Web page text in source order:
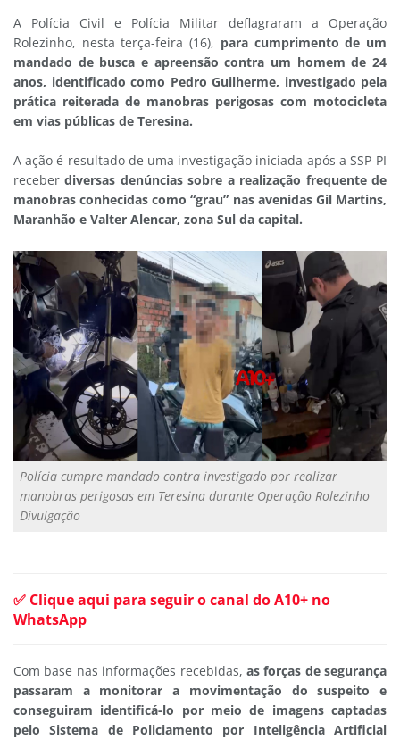
A Polícia Civil e Polícia Militar deflagraram a Operação
Rolezinho, nesta terça-feira (16), para cumprimento de um
mandado de busca e apreensão contra um homem de 24
anos, identificado como Pedro Guilherme, investigado pela
prática reiterada de manobras perigosas com motocicleta
em vias públicas de Teresina.
A ação é resultado de uma investigação iniciada após a SSP-PI
receberdiversas denúncias sobre a realização frequente de
manobras conhecidas como “grau” nas avenidas Gil Martins,
Maranhão e Valter Alencar, zona Sul da capital.
Polícia cumpre mandado contra investigado por realizar
manobras perigosas em Teresina durante Operação Rolezinho
Divulgação
✅ Clique aqui para seguir o canal do A10+ no
WhatsApp
Com base nas informações recebidas, as forças de segurança
passaram a monitorar a movimentação do suspeito e
conseguiram identificá-lo por meio de imagens captadas
pelo Sistema de Policiamento por Inteligência Artificial